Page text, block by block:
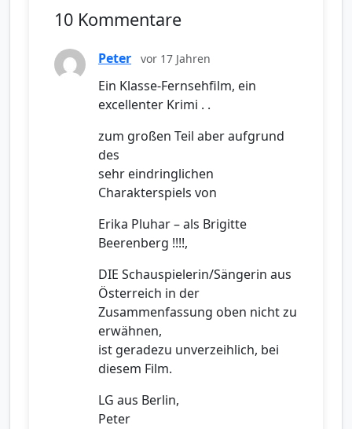
10 Kommentare
Peter vor 17 Jahren
Ein Klasse-Fernsehfilm, ein
excellenter Krimi . .
zum großen Teil aber aufgrund
des
sehr eindringlichen
Charakterspiels von
Erika Pluhar – als Brigitte
Beerenberg !!!!,
DIE Schauspielerin/Sängerin aus
Österreich in der
Zusammenfassung oben nicht zu
erwähnen,
ist geradezu unverzeihlich, bei
diesem Film.
LG aus Berlin,
Peter